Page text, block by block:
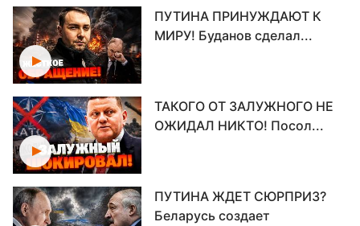
ПУТИНА ПРИНУЖДАЮТ К
МИРУ! Буданов сделал...
ТАКОГО ОТ ЗАЛУЖНОГО НЕ
ОЖИДАЛ НИКТО! Посол...
ПУТИНА ЖДЕТ СЮРПРИЗ?
Беларусь создает